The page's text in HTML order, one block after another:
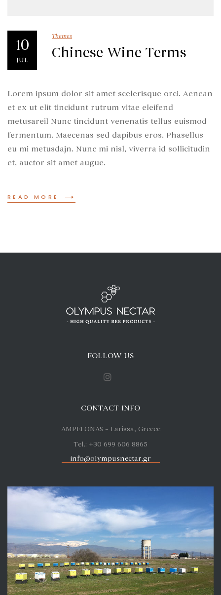
10
JUL
Themes
Chinese Wine Terms
Lorem ipsum dolor sit amet scelerisque orci. Aenean
et ex ut elit tincidunt rutrum vitae eleifend
metusareil Nunc tincidunt venenatis tellus euismod
fermentum. Maecenas sed dapibus eros. Phasellus
eu mi metusdajn. Nunc mi nisl, viverra id sollicitudin
et, auctor sit amet augue.
READ MORE
FOLLOW US
CONTACT INFO
AMPELONAS – Larissa, Greece
Tel.: +30 699 606 8865
info@olympusnectar.gr